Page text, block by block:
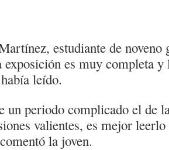
estudiante de noveno
es muy completa y
leído.
un periodo complicado el de
valientes, es mejor
la joven.